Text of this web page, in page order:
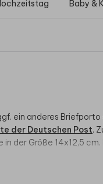
Baby &
ein anderes Briefporto
der Deutschen Post.
der Größe 14x12,5 cm.